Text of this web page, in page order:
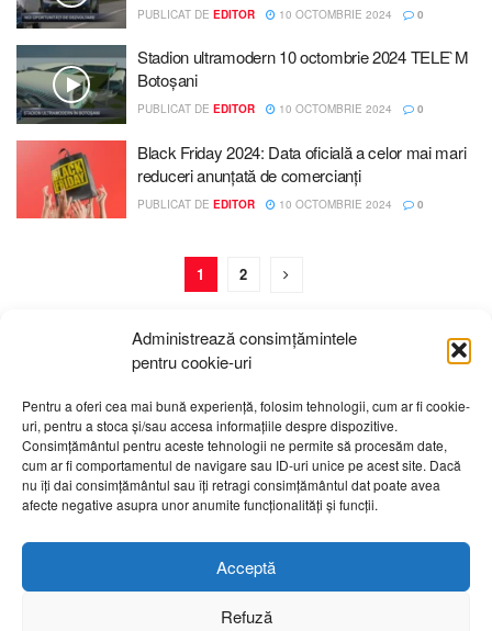
Administrează consimțămintele
pentru cookie-uri
Pentru a oferi cea mai bună experiență, folosim tehnologii, cum ar fi cookie-
uri, pentru a stoca și/sau accesa informațiile despre dispozitive.
Consimțământul pentru aceste tehnologii ne permite să procesăm date,
cum ar fi comportamentul de navigare sau ID-uri unice pe acest site. Dacă
nu îți dai consimțământul sau îți retragi consimțământul dat poate avea
afecte negative asupra unor anumite funcționalități și funcții.
Acceptă
Refuză
PUBLICAT DE EDITOR 10 OCTOMBRIE 2024 0
Stadion ultramodern 10 octombrie 2024 TELE`M
Botoșani
PUBLICAT DE EDITOR 10 OCTOMBRIE 2024 0
Black Friday 2024: Data oficială a celor mai mari
reduceri anunțată de comercianți
PUBLICAT DE EDITOR 10 OCTOMBRIE 2024 0
1 2
Despre noi Publicitate Contact
Politică de confidențialitate
Cod Deontologic
Grila de programe
Daca sunteti martorul unor evenimente importante vă rugăm
să ne contactați pe email:telembotosani.tv@gmail.com